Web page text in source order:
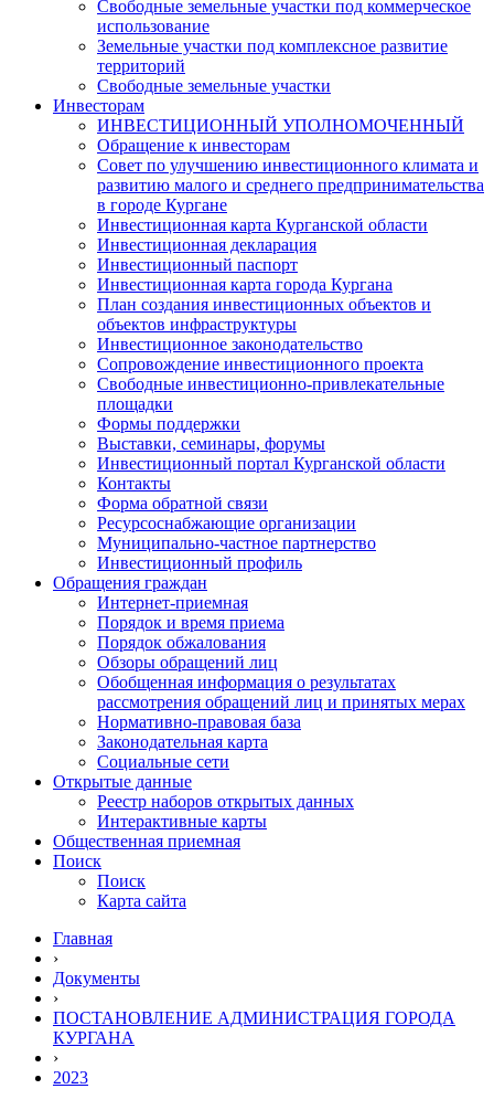
Свободные земельные участки под коммерческое
использование
Земельные участки под комплексное развитие
территорий
Свободные земельные участки
Инвесторам
ИНВЕСТИЦИОННЫЙ УПОЛНОМОЧЕННЫЙ
Обращение к инвесторам
Совет по улучшению инвестиционного климата и
развитию малого и среднего предпринимательства
в городе Кургане
Инвестиционная карта Курганской области
Инвестиционная декларация
Инвестиционный паспорт
Инвестиционная карта города Кургана
План создания инвестиционных объектов и
объектов инфраструктуры
Инвестиционное законодательство
Сопровождение инвестиционного проекта
Свободные инвестиционно-привлекательные
площадки
Формы поддержки
Выставки, семинары, форумы
Инвестиционный портал Курганской области
Контакты
Форма обратной связи
Ресурсоснабжающие организации
Муниципально-частное партнерство
Инвестиционный профиль
Обращения граждан
Интернет-приемная
Порядок и время приема
Порядок обжалования
Обзоры обращений лиц
Обобщенная информация о результатах
рассмотрения обращений лиц и принятых мерах
Нормативно-правовая база
Законодательная карта
Социальные сети
Открытые данные
Реестр наборов открытых данных
Интерактивные карты
Общественная приемная
Поиск
Поиск
Карта сайта
Главная
›
Документы
›
ПОСТАНОВЛЕНИЕ АДМИНИСТРАЦИЯ ГОРОДА
КУРГАНА
›
2023